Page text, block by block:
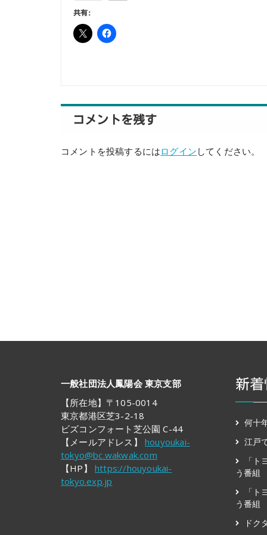
共有:
コメントを残す
コメントを投稿するにはログイン してください。
一般社団法人鳳陽会 東京支部
【所在地】〒105-0014
東京都港区芝3-2-18
ビズコンフォート芝公園 C-44
【メールアドレス】 houyoukai-
tokyo@bc.wakwak.com
【HP】 https://houyoukai-
tokyo.exp.jp
新
何十
江戸
「
う番組
「
う番組
ドク